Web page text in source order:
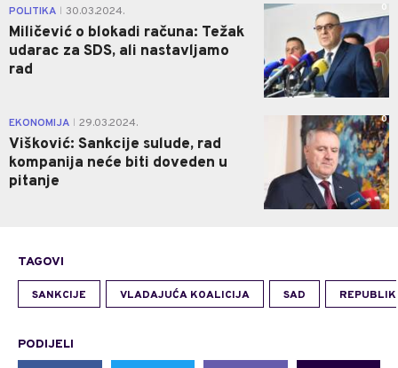
POLITIKA 30.03.2024.
Miličević o blokadi računa: Težak
udarac za SDS, ali nastavljamo
rad
0
EKONOMIJA 29.03.2024.
Višković: Sankcije sulude, rad
kompanija neće biti doveden u
pitanje
0
TAGOVI
SANKCIJE VLADAJUĆA KOALICIJA SAD
PODIJELI